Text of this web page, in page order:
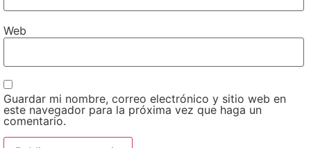
Web
Guardar mi nombre, correo electrónico y sitio web en
este navegador para la próxima vez que haga un
comentario.